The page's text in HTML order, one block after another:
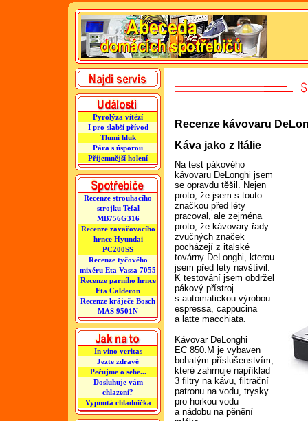
Pyrolýza vítězí
I pro slabší přívod
Tlumí hluk
Pára s úsporou
Příjemnější holení
Recenze strouhacího
strojku Tefal
MB756G316
Recenze zavařovacího
hrnce Hyundai
PC200SS
Recenze tyčového
mixéru Eta Vassa 7055
Recenze parního hrnce
Eta Calderon
Recenze kráječe Bosch
MAS 9501N
In vino veritas
Jezte zdravě
Pečujme o sebe...
Dosluhuje vám
chlazení?
Vypnutá chladnička
Recenze kávovaru
Káva jako z Itálie
Na test pákového
kávovaru DeLonghi jsem
se opravdu těšil. Nejen
proto, že jsem s touto
značkou před léty
pracoval, ale zejména
proto, že kávovary řady
zvučných značek
pocházejí z italské
továrny DeLonghi, kterou
jsem před lety navštívil.
K testování jsem obdržel
pákový přístroj
s automatickou výrobou
espressa, cappucina
a latte macchiata.
Kávovar DeLonghi
EC 850.M je vybaven
bohatým příslušenstvím,
které zahrnuje například
3 filtry na kávu, filtrační
patronu na vodu, trysky
pro horkou vodu
a nádobu na pěnění